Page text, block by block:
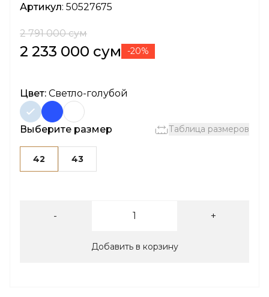
Артикул: 50527675
2 791 000 сум
2 233 000 сум -20%
Цвет: Светло-голубой
Выберите размер Таблица размеров
42 43
- +
Добавить в корзину